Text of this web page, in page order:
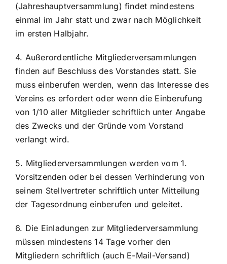
(Jahreshauptversammlung) findet mindestens
einmal im Jahr statt und zwar nach Möglichkeit
im ersten Halbjahr.
4. Außerordentliche Mitgliederversammlungen
finden auf Beschluss des Vorstandes statt. Sie
muss einberufen werden, wenn das Interesse des
Vereins es erfordert oder wenn die Einberufung
von 1/10 aller Mitglieder schriftlich unter Angabe
des Zwecks und der Gründe vom Vorstand
verlangt wird.
5. Mitgliederversammlungen werden vom 1.
Vorsitzenden oder bei dessen Verhinderung von
seinem Stellvertreter schriftlich unter Mitteilung
der Tagesordnung einberufen und geleitet.
6. Die Einladungen zur Mitgliederversammlung
müssen mindestens 14 Tage vorher den
Mitgliedern schriftlich (auch E-Mail-Versand)